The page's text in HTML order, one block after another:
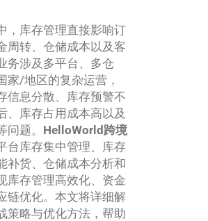
，库存管理直接影响订
周转、仓储成本以及客
务涉及多平台、多仓
家/地区的复杂运营，
信息分散、库存预警不
、库存占用成本高以及
题。 HelloWorld跨境
台库存集中管理、库存
补货、仓储成本分析和
库存管理高效化、资金
链优化。本文将详细解
策略与优化方法，帮助